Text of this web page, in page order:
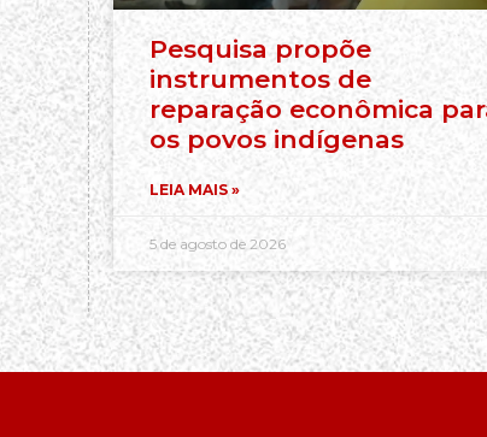
Pesquisa propõe
instrumentos de
reparação econômica
os povos indígenas
LEIA MAIS »
5 de agosto de 2026